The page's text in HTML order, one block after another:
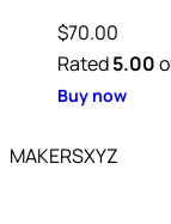
$70.00
Rated5.00
Buy now
MAKERSXYZ